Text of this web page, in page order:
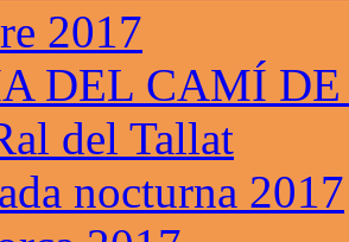
2017
DEL CAMÍ
del Tallat
nocturna 2017